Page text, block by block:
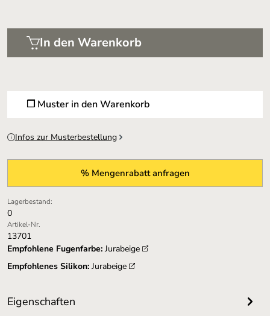
In den Warenkorb
% Mengenrabatt anfragen
❐ Muster in den Warenkorb
Infos zur Musterbestellung
Lagerbestand:
0
Artikel-Nr.
13701
Empfohlene Fugenfarbe: Jurabeige
Empfohlenes Silikon: Jurabeige
Eigenschaften